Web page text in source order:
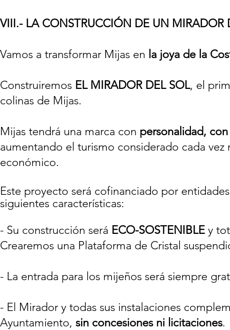
VIII.- LA CONSTRUCCIÓN DE UN MIRADOR
Vamos a transformar Mijas en la joya de la
Construiremos EL MIRADOR DEL SOL, el
colinas de Mijas.
Mijas tendrá una marca con personalidad,
aumentando el turismo considerado cada
económico.
Este proyecto será cofinanciado por
siguientes características:
- Su construcción será ECO-SOSTENIBLE y
Crearemos una Plataforma de Cristal
- La entrada para los mijeños será siempre
- El Mirador y todas sus instalaciones
Ayuntamiento, sin concesiones ni licitaciones.